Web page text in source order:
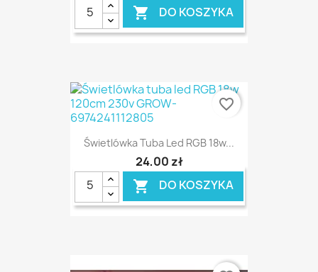
 DO KOSZYKA
Świetlówka Tuba Led RGB 18w...
24,00 zł
 DO KOSZYKA
favorite_border